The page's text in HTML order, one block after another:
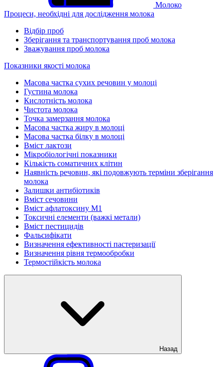
Молоко
Процеси, необхідні для дослідження молока
Відбір проб
Зберігання та транспортування проб молока
Зважування проб молока
Показники якості молока
Масова частка сухих речовин у молоці
Густина молока
Кислотність молока
Чистота молока
Точка замерзання молока
Масова частка жиру в молоці
Масова частка білку в молоці
Вміст лактози
Мікробіологічні показники
Кількість соматичних клітин
Наявність речовин, які подовжують терміни зберігання
молока
Залишки антибіотиків
Вміст сечовини
Вміст афлатоксину М1
Токсичні елементи (важкі метали)
Вміст пестицидів
Фальсифікати
Визначення ефективності пастеризації
Визначення рівня термообробки
Термостійкість молока
Назад